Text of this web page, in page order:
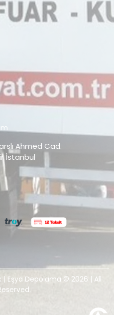
Ahmed Cad.
İstanbul
| Eşya Depolama © 2026 | All